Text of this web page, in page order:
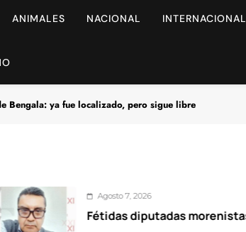
ANIMALES NACIONAL INTERNACIONAL
Bengala: ya fue localizado, pero sigue libre
Agosto 7, 2026
Fétidas diputadas morenistas